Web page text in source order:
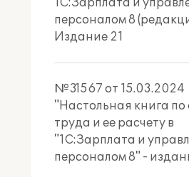
1С:Зарплата и
персоналом 8
Издание 21
№31567 от 15.03.2024
"Настольная книга по
труда и ее расчету в
"1С:Зарплата и
персоналом 8" -